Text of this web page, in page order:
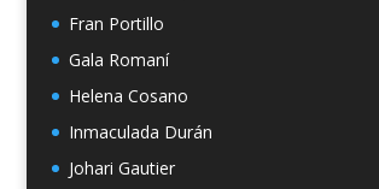
Fran Portillo
Gala Romaní
Helena Cosano
Inmaculada Durán
Johari Gautier